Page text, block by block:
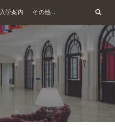
入学案内 その他...